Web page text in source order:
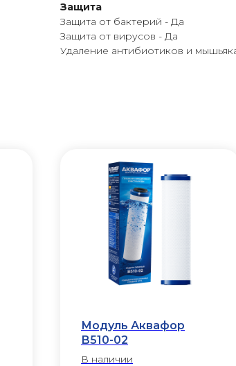
Защита
Защита от бактерий - Да
Защита от вирусов - Да
Удаление антибиотиков и
Модуль Аквафор
В510-02
В наличии